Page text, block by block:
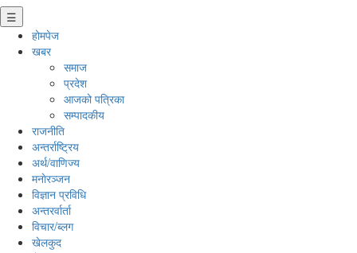
☰
होमपेज
खबर
समाज
प्रदेश
आजको पत्रिका
सम्पादकीय
राजनीति
अन्तर्राष्ट्रिय
अर्थ/वाणिज्य
मनाेरञ्जन
विज्ञान प्रविधि
अन्तरर्वार्ता
विचार/ब्लग
खेलकुद